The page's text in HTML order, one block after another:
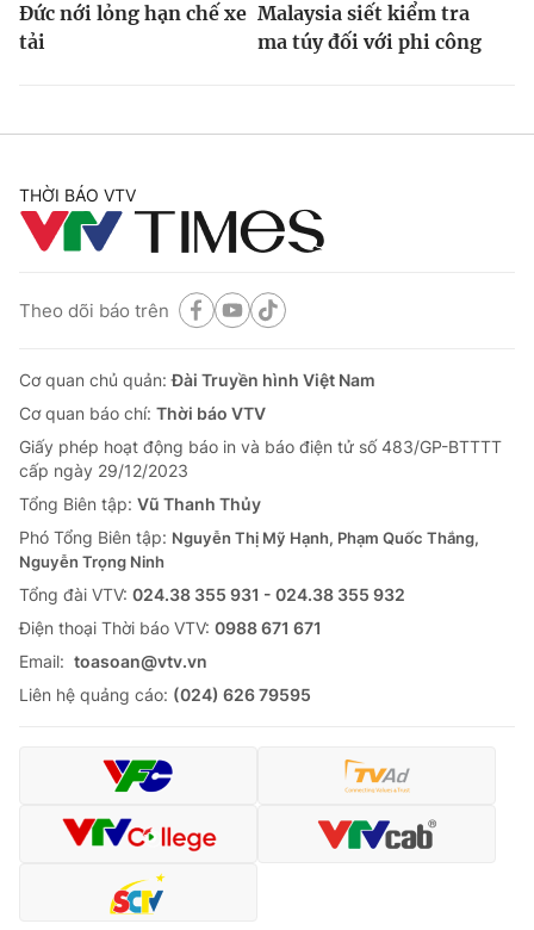
Đức nới lỏng hạn chế xe
tải
Malaysia siết kiểm tra
ma túy đối với phi công
THỜI BÁO VTV
Theo dõi báo trên
Cơ quan chủ quản:Đài Truyền hình Việt Nam
Cơ quan báo chí: Thời báo VTV
Giấy phép hoạt động báo in và báo điện tử số 483/GP-BTTTT
cấp ngày 29/12/2023
Tổng Biên tập: Vũ Thanh Thủy
Phó Tổng Biên tập: Nguyễn Thị Mỹ Hạnh, Phạm Quốc Thắng,
Nguyễn Trọng Ninh
Tổng đài VTV: 024.38 355 931 - 024.38 355 932
Ðiện thoại Thời báo VTV: 0988 671 671
Email: toasoan@vtv.vn
Liên hệ quảng cáo: (024) 626 79595